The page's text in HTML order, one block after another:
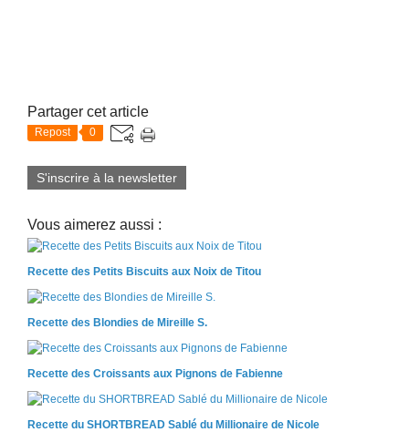
Partager cet article
Repost 0
S'inscrire à la newsletter
Vous aimerez aussi :
Recette des Petits Biscuits aux Noix de Titou
Recette des Blondies de Mireille S.
Recette des Croissants aux Pignons de Fabienne
Recette du SHORTBREAD Sablé du Millionaire de Nicole